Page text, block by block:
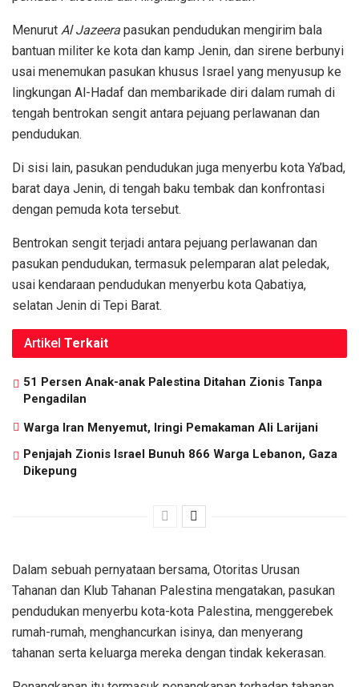
Menurut Al Jazeera pasukan pendudukan mengirim bala
bantuan militer ke kota dan kamp Jenin, dan sirene berbunyi
usai menemukan pasukan khusus Israel yang menyusup ke
lingkungan Al-Hadaf dan membarikade diri dalam rumah di
tengah bentrokan sengit antara pejuang perlawanan dan
pendudukan.
Di sisi lain, pasukan pendudukan juga menyerbu kota Ya’bad,
barat daya Jenin, di tengah baku tembak dan konfrontasi
dengan pemuda kota tersebut.
Bentrokan sengit terjadi antara pejuang perlawanan dan
pasukan pendudukan, termasuk pelemparan alat peledak,
usai kendaraan pendudukan menyerbu kota Qabatiya,
selatan Jenin di Tepi Barat.
Artikel Terkait
51 Persen Anak-anak Palestina Ditahan Zionis Tanpa
Pengadilan
Warga Iran Menyemut, Iringi Pemakaman Ali Larijani
Penjajah Zionis Israel Bunuh 866 Warga Lebanon, Gaza
Dikepung
Dalam sebuah pernyataan bersama, Otoritas Urusan
Tahanan dan Klub Tahanan Palestina mengatakan, pasukan
pendudukan menyerbu kota-kota Palestina, menggerebek
rumah-rumah, menghancurkan isinya, dan menyerang
tahanan serta keluarga mereka dengan tindak kekerasan.